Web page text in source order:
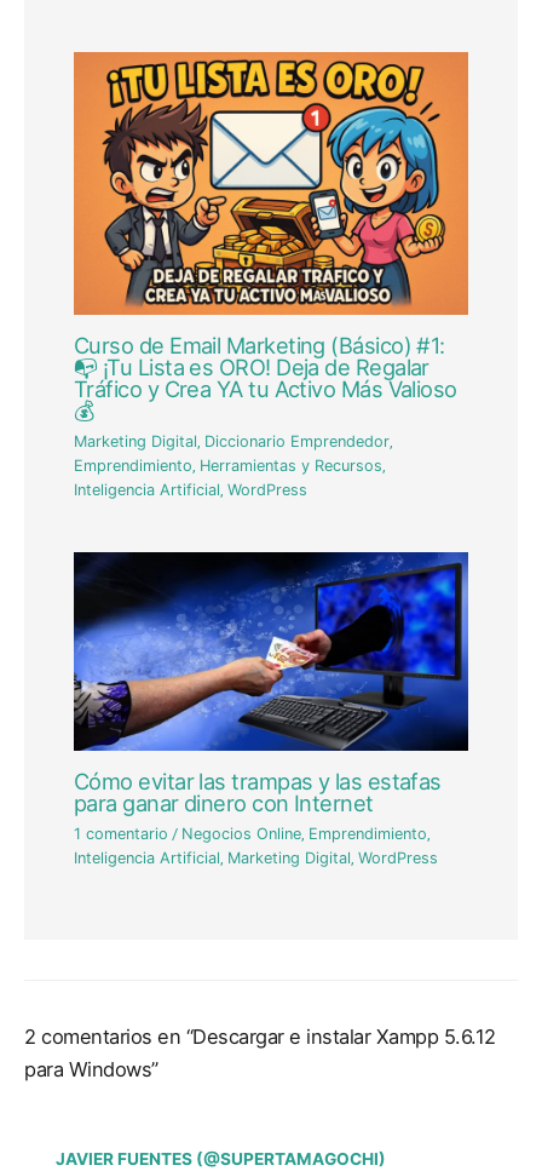
Curso de Email Marketing (Básico) #1:
📭 ¡Tu Lista es ORO! Deja de Regalar
Tráfico y Crea YA tu Activo Más Valioso
💰
Marketing Digital Diccionario Emprendedor
Emprendimiento Herramientas y Recursos
Inteligencia Artificial ,WordPress
Cómo evitar las trampas y las estafas
para ganar dinero con Internet
1 comentario / Negocios Online Emprendimiento
Inteligencia Artificial Marketing Digital ,WordPress
2 comentarios en “Descargar e instalar Xampp 5.6.12
para Windows”
JAVIER FUENTES (@SUPERTAMAGOCHI)